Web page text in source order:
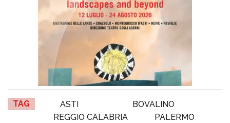
TAG ASTI
BOVALINO
REGGIO CALABRIA
PALERMO